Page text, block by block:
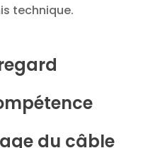
technique.
du câble